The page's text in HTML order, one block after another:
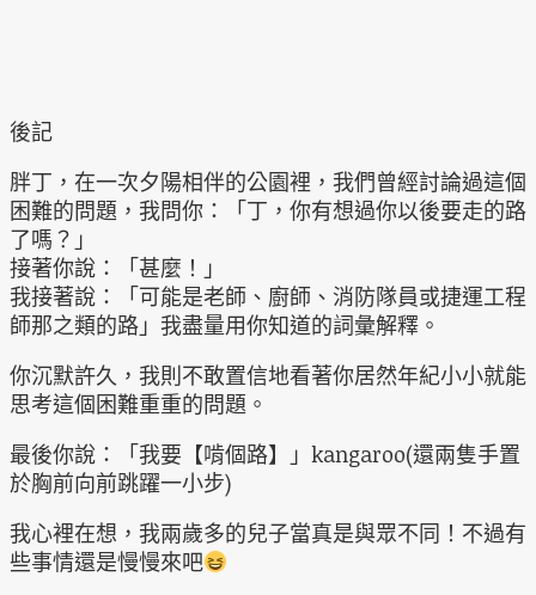
後記
胖丁，在一次夕陽相伴的公園裡，我們曾經討論過這個
困難的問題，我問你：「丁，你有想過你以後要走的路
了嗎？」
接著你說：「甚麼！」
我接著說：「可能是老師、廚師、消防隊員或捷運工程
師那之類的路」我盡量用你知道的詞彙解釋。
你沉默許久，我則不敢置信地看著你居然年紀小小就能
思考這個困難重重的問題。
最後你說：「我要【啃個路】」kangaroo(還兩隻手置
於胸前向前跳躍一小步)
我心裡在想，我兩歲多的兒子當真是與眾不同！不過有
些事情還是慢慢來吧